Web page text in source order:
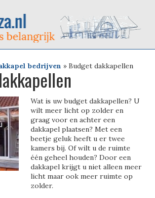
bedrijven »Budget dakkapellen
Wat is uw budget dakkapellen? U
wilt meer licht op zolder en
graag voor en achter een
dakkapel plaatsen? Met een
beetje geluk heeft u er twee
kamers bij. Of wilt u de ruimte
één geheel houden? Door een
dakkapel krijgt u niet alleen meer
licht maar ook meer ruimte op
zolder.